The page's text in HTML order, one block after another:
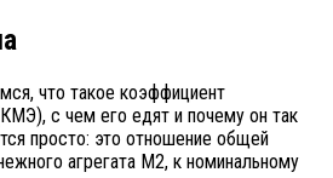
что такое коэффициент
с чем его едят и почему он так
просто: это отношение общей
агрегата М2, к номинальному